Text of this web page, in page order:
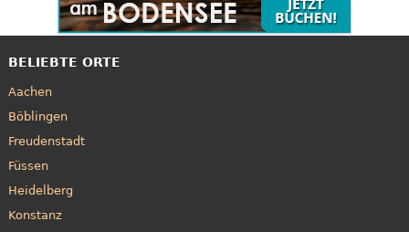
BELIEBTE ORTE
Aachen
Böblingen
Freudenstadt
Füssen
Heidelberg
Konstanz